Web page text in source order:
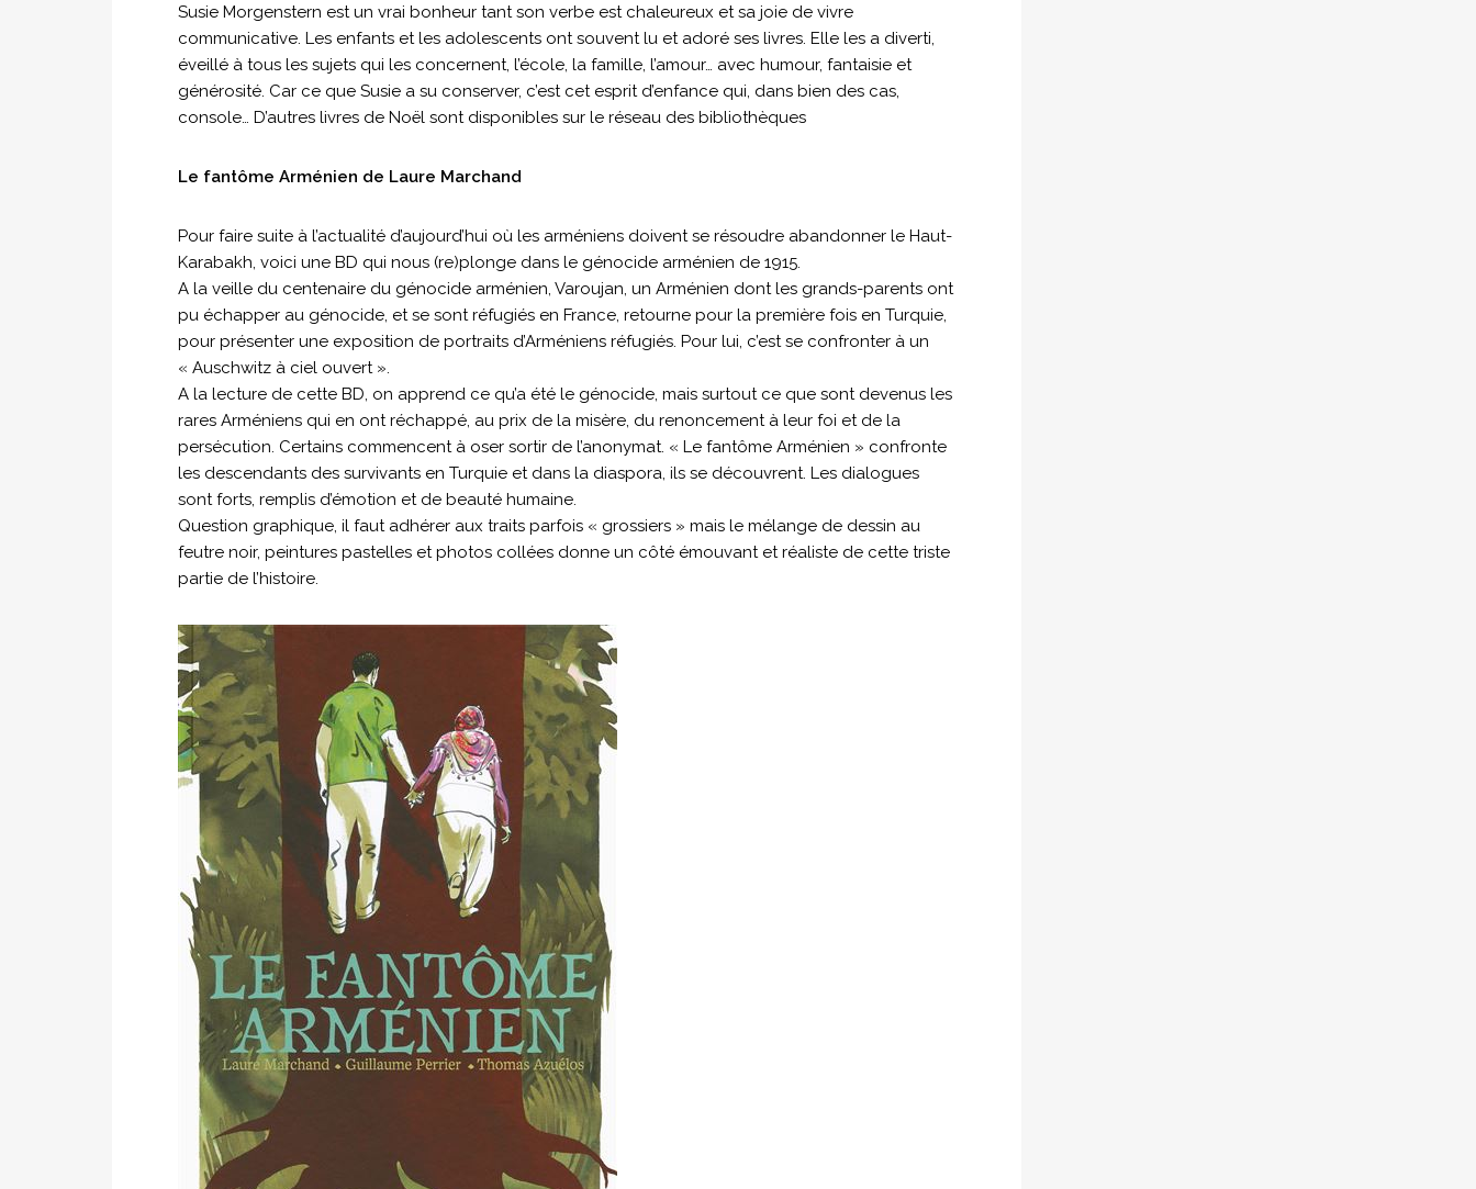
Susie Morgenstern est un vrai bonheur tant son verbe est chaleureux et sa joie de vivre
communicative. Les enfants et les adolescents ont souvent lu et adoré ses livres. Elle les a diverti,
éveillé à tous les sujets qui les concernent, l’école, la famille, l’amour… avec humour, fantaisie et
générosité. Car ce que Susie a su conserver, c’est cet esprit d’enfance qui, dans bien des cas,
console… D’autres livres de Noël sont disponibles sur le réseau des bibliothèques
Le fantôme Arménien de Laure Marchand
Pour faire suite à l’actualité d’aujourd’hui où les arméniens doivent se résoudre abandonner le Haut-
Karabakh, voici une BD qui nous (re)plonge dans le génocide arménien de 1915.
A la veille du centenaire du génocide arménien, Varoujan, un Arménien dont les grands-parents ont
pu échapper au génocide, et se sont réfugiés en France, retourne pour la première fois en Turquie,
pour présenter une exposition de portraits d’Arméniens réfugiés. Pour lui, c’est se confronter à un
« Auschwitz à ciel ouvert ».
A la lecture de cette BD, on apprend ce qu’a été le génocide, mais surtout ce que sont devenus les
rares Arméniens qui en ont réchappé, au prix de la misère, du renoncement à leur foi et de la
persécution. Certains commencent à oser sortir de l’anonymat. « Le fantôme Arménien » confronte
les descendants des survivants en Turquie et dans la diaspora, ils se découvrent. Les dialogues
sont forts, remplis d’émotion et de beauté humaine.
Question graphique, il faut adhérer aux traits parfois « grossiers » mais le mélange de dessin au
feutre noir, peintures pastelles et photos collées donne un côté émouvant et réaliste de cette triste
partie de l’histoire.